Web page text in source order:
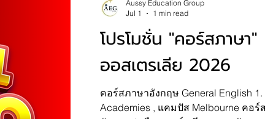
นักเรียนไทยน้อย..
โปรโมชั่น "คอร์สภาษา"
ออสเตรเลีย 2026
คอร์สภาษาอังกฤษ General English
Academies , แคมปัส Melbourne คอร์
Aussy Education Group
Jul 1
1 min read